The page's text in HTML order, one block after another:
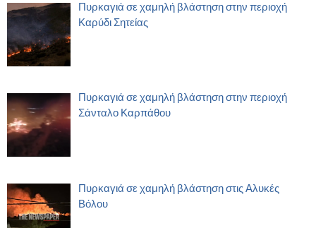
Πυρκαγιά σε χαμηλή βλάστηση στην περιοχή
Καρύδι Σητείας
Πυρκαγιά σε χαμηλή βλάστηση στην περιοχή
Σάνταλο Καρπάθου
Πυρκαγιά σε χαμηλή βλάστηση στις Αλυκές
Βόλου